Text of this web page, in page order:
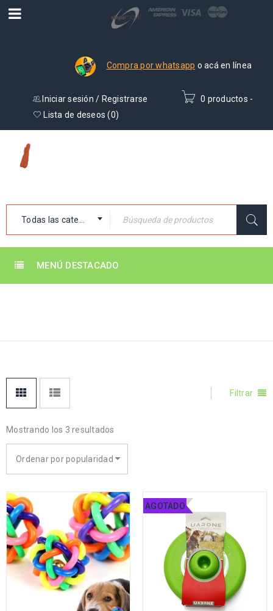
Compra por whatsapp o acá en línea
0 productos -
Iniciar sesión / Registrarse
Lista de deseos (0)
Todas las categorías
MENÚ DESTACADO
Filtrar
Mostrando los 3 resultados
Ordenar por popularidad
AGOTADO